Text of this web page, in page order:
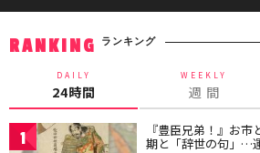
RANKING ランキング
DAILY
24時間
WEEKLY
週 間
1 『豊臣兄弟！』お
期と「辞世の句」…